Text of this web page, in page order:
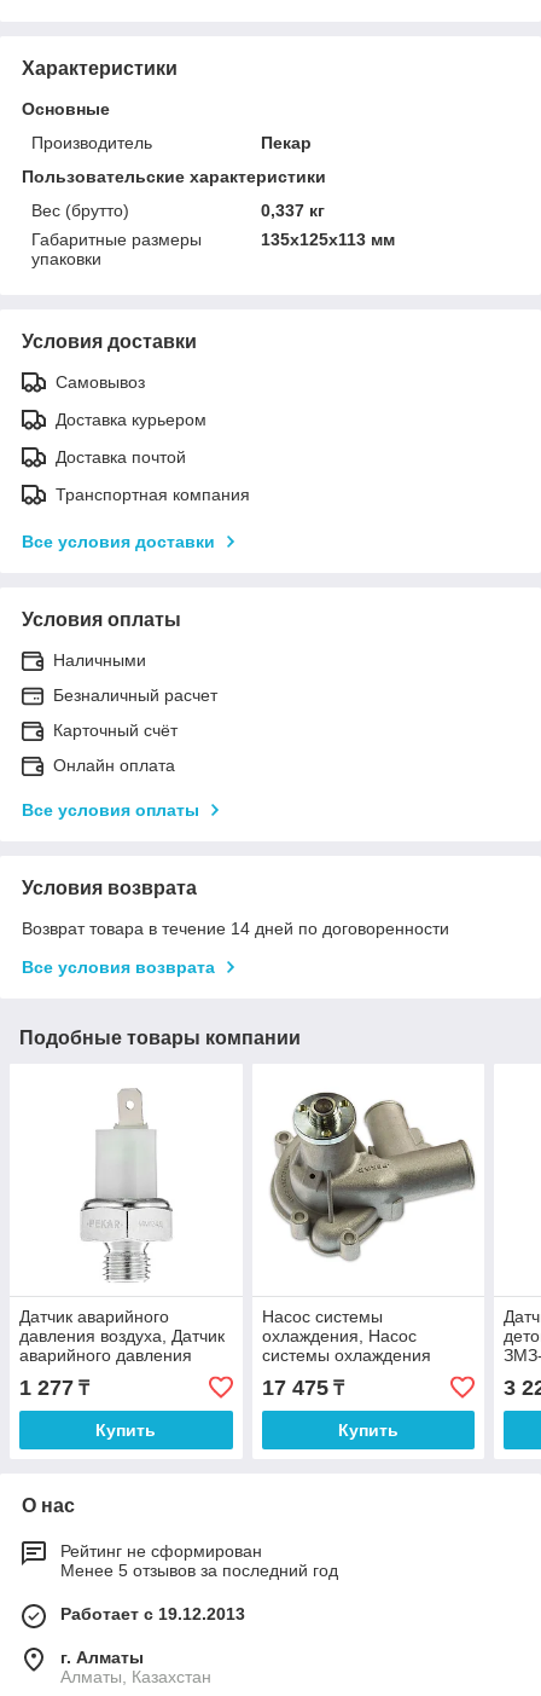
Характеристики
Основные
Производитель
Пекар
Пользовательские характеристики
Вес (брутто)
0,337 кг
Габаритные размеры
упаковки
135x125x113 мм
Условия доставки
Самовывоз
Доставка курьером
Доставка почтой
Транспортная компания
Все условия доставки
Условия оплаты
Наличными
Безналичный расчет
Карточный счёт
Онлайн оплата
Все условия оплаты
Условия возврата
Возврат товара в течение 14 дней по договоренности
Все условия возврата
Подобные товары компании
Датчик аварийного
давления воздуха, Датчик
аварийного давления
воздуха КАМАЗ (ПЕКАР)
1 277 ₸
Купить
Насос системы
охлаждения, Насос
системы охлаждения
Волга, Газель, УАЗ дв.
4061, 4062, 4091(ПЕКАР)
17 475₸
Купить
3
О нас
Рейтинг не сформирован
Менее 5 отзывов за последний год
Работает с 19.12.2013
г. Алматы
Алматы, Казахстан